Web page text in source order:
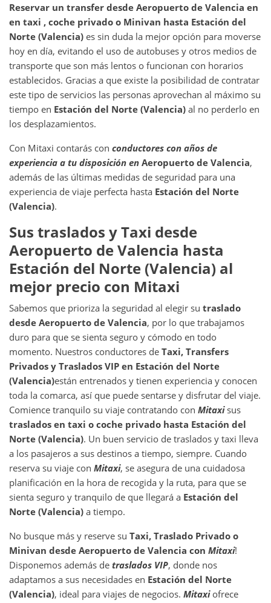
Reservar un transfer desde Aeropuerto de Valencia en
en taxi , coche privado o Minivan hasta Estación del
Norte (Valencia) es sin duda la mejor opción para moverse
hoy en día, evitando el uso de autobuses y otros medios de
transporte que son más lentos o funcionan con horarios
establecidos. Gracias a que existe la posibilidad de contratar
este tipo de servicios las personas aprovechan al máximo su
tiempo en Estación del Norte (Valencia) al no perderlo en
los desplazamientos.
Con Mitaxi contarás con conductores con años de
experiencia a tu disposición en Aeropuerto de Valencia,
además de las últimas medidas de seguridad para una
experiencia de viaje perfecta hasta Estación del Norte
(Valencia).
Sus traslados y Taxi desde
Aeropuerto de Valencia hasta
Estación del Norte (Valencia) al
mejor precio con Mitaxi
Sabemos que prioriza la seguridad al elegir su traslado
desde Aeropuerto de Valencia, por lo que trabajamos
duro para que se sienta seguro y cómodo en todo
momento. Nuestros conductores de Taxi, Transfers
Privados y Traslados VIP en Estación del Norte
(Valencia)están entrenados y tienen experiencia y conocen
toda la comarca, así que puede sentarse y disfrutar del viaje.
Comience tranquilo su viaje contratando con Mitaxisus
traslados en taxi o coche privado hasta Estación del
Norte (Valencia). Un buen servicio de traslados y taxi lleva
a los pasajeros a sus destinos a tiempo, siempre. Cuando
reserva su viaje con Mitaxi, se asegura de una cuidadosa
planificación en la hora de recogida y la ruta, para que se
sienta seguro y tranquilo de que llegará a Estación del
Norte (Valencia) a tiempo.
No busque más y reserve su Taxi, Traslado Privado o
Minivan desde Aeropuerto de Valencia con Mitaxi!
Disponemos además de traslados VIP, donde nos
adaptamos a sus necesidades en Estación del Norte
(Valencia), ideal para viajes de negocios. Mitaxiofrece